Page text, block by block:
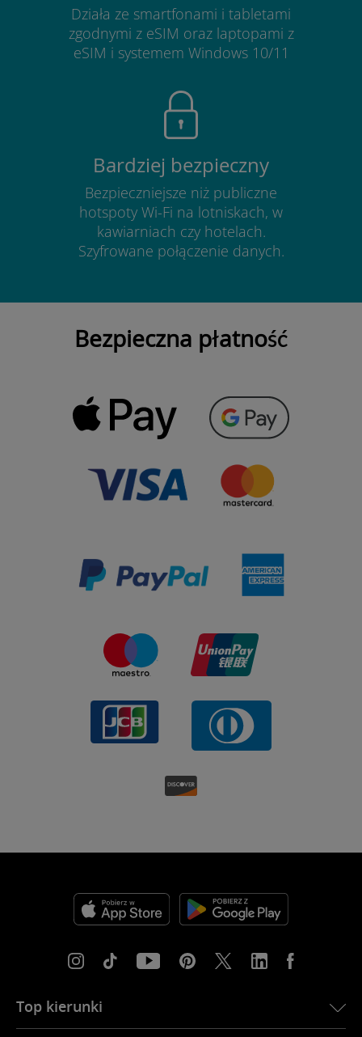
Działa ze smartfonami i tabletami
zgodnymi z eSIM oraz laptopami z
eSIM i systemem Windows 10/11
Bardziej bezpieczny
Bezpieczniejsze niż publiczne
hotspoty Wi-Fi na lotniskach, w
kawiarniach czy hotelach.
Szyfrowane połączenie danych.
Bezpieczna płatność
Top kierunki